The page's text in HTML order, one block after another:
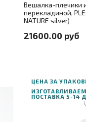
Вешалка-плечики
перекладиной,
NATURE silver)
21600.00 руб
Количество в
Материал
ЦЕНА ЗА
ПОСТАВКА 5-14